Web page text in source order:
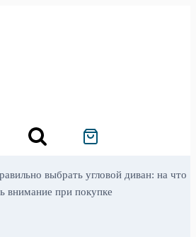
выбрать угловой диван: на что
внимание при покупке